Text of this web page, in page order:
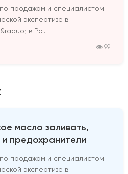
продажам и специалистом
экспертизе в
в Ро...
👁 99
масло заливать,
предохранители
продажам и специалистом
экспертизе в